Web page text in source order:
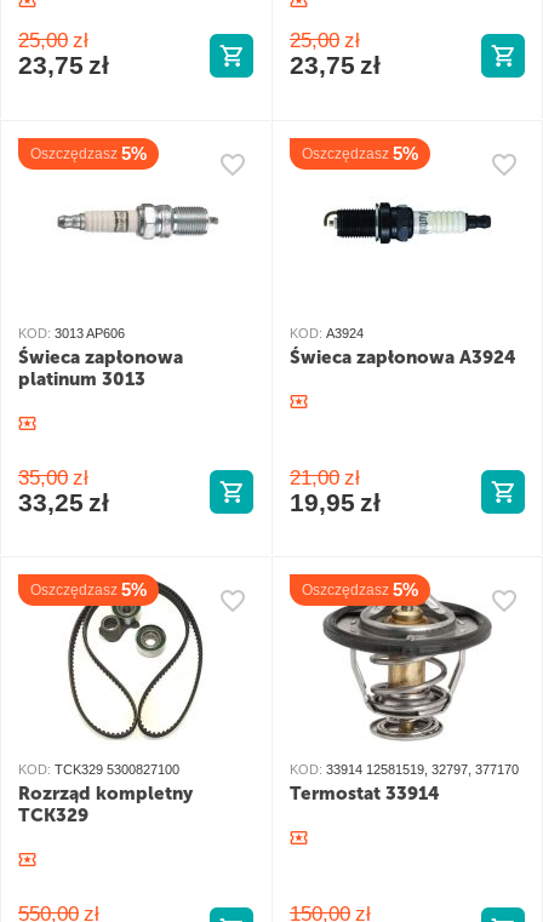
25,00 zł
23,75 zł
25,00 zł
23,75 zł
Oszczędzasz 5%
KOD: 3013 AP606
Świeca zapłonowa
platinum 3013
35,00 zł
33,25 zł
Oszczędzasz 5%
KOD: A3924
Świeca zapłonowa A3924
21,00 zł
19,95 zł
Oszczędzasz 5%
KOD: TCK329 5300827100
Rozrząd kompletny
TCK329
550,00 zł
Oszczędzasz 5%
KOD: 33914 12581519, 32797, 377170
Termostat 33914
150,00 zł